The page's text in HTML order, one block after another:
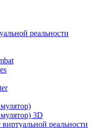
реальности
3D
реальности